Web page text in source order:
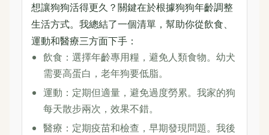
想讓狗狗活得更久？關鍵在於根據狗狗年齡調整
生活方式。我總結了一個清單，幫助你從飲食、
運動和醫療三方面下手：
飲食：選擇年齡專用糧，避免人類食物。幼犬
需要高蛋白，老年狗要低脂。
運動：定期但適量，避免過度勞累。我家的狗
每天散步兩次，效果不錯。
醫療：定期疫苗和檢查，早期發現問題。我後